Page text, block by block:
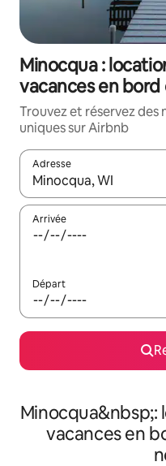
Minocqua :
vacances en bord
Trouvez et réservez des
uniques sur Airbnb
Adresse
Lorsque les résultats
Arrivée
Départ
Minocqua&nbsp;:
vacances en